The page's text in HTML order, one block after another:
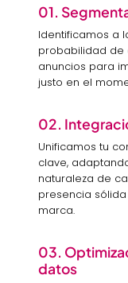
01.
Identificamos a
probabilidad de
anuncios para
justo en el
02.
Unificamos tu
clave,
naturaleza de
presencia
marca.
03.
datos